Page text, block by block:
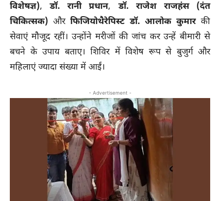
विशेषज्ञ),डॉ. रानी प्रधान, डॉ. राजेश राजहंस (दंत
चिकित्सक) और फिजियोथैरेपिस्ट डॉ. आलोक कुमारकी
सेवाएं मौजूद रहीं। उन्होंने मरीजों की जांच कर उन्हें बीमारी से
बचने के उपाय बताए। शिविर में विशेष रूप से बुजुर्ग और
महिलाएं ज्यादा संख्या में आईं।
- Advertisement -